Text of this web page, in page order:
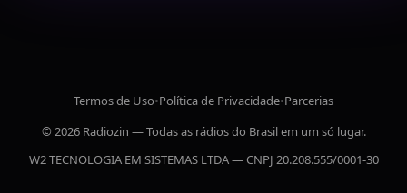
Termos de Uso•Política de Privacidade•Parcerias
© 2026 Radiozin — Todas as rádios do Brasil em um só lugar.
W2 TECNOLOGIA EM SISTEMAS LTDA — CNPJ 20.208.555/0001-30